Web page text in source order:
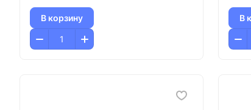
В корзину В